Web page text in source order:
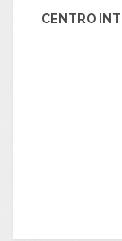
CENTRO